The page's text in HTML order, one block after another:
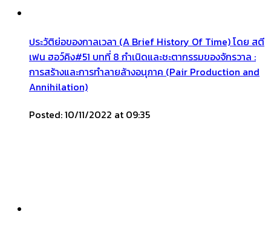
ประวัติย่อของกาลเวลา (A Brief History Of Time) โดย สตี
เฟน ฮอว์คิง#51 บทที่ 8 กำเนิดและชะตากรรมของจักรวาล :
การสร้างและการทำลายล้างอนุภาค (Pair Production and
Annihilation)
Posted: 10/11/2022 at 09:35